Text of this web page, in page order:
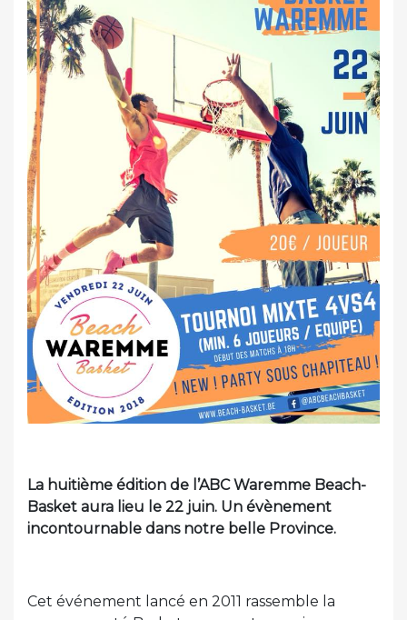
La huitième édition de l’ABC Waremme Beach-
Basket aura lieu le 22 juin. Un évènement
incontournable dans notre belle Province.
Cet événement lancé en 2011 rassemble la